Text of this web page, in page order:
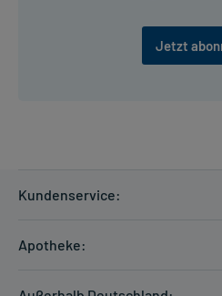
Jetzt
Kundenservice:
Zahlungsarten
Apotheke: